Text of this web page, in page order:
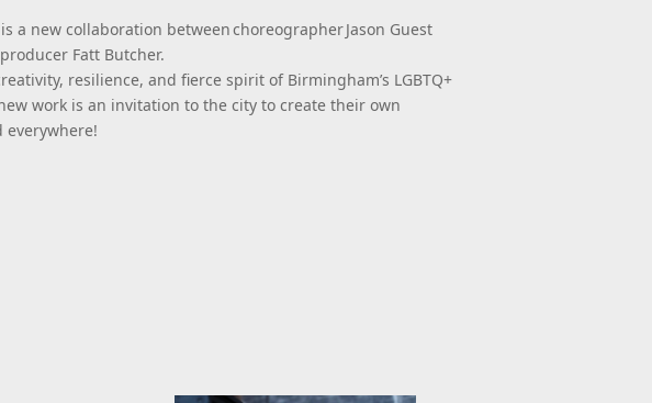
is a new collaboration between choreographer Jason Guest
Fatt Butcher.
resilience, and fierce spirit of Birmingham’s LGBTQ+
work is an invitation to the city to create their own
everywhere!